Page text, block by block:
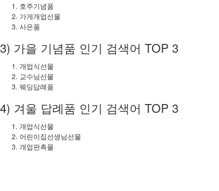
호주기념품
가게개업선물
사은품
3) 가을 기념품 인기 검색어 TOP 3
개업식선물
교수님선물
웨딩답례품
4) 겨울 답례품 인기 검색어 TOP 3
개업식선물
어린이집선생님선물
개업판촉물